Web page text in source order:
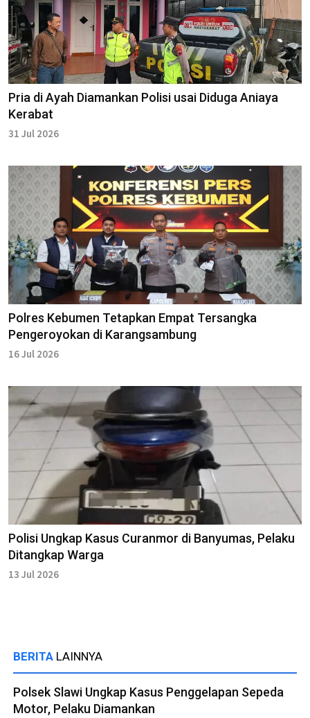
Pria di Ayah Diamankan Polisi usai Diduga Aniaya
Kerabat
31 Jul 2026
Polres Kebumen Tetapkan Empat Tersangka
Pengeroyokan di Karangsambung
16 Jul 2026
Polisi Ungkap Kasus Curanmor di Banyumas, Pelaku
Ditangkap Warga
13 Jul 2026
BERITA LAINNYA
Polsek Slawi Ungkap Kasus Penggelapan Sepeda
Motor, Pelaku Diamankan